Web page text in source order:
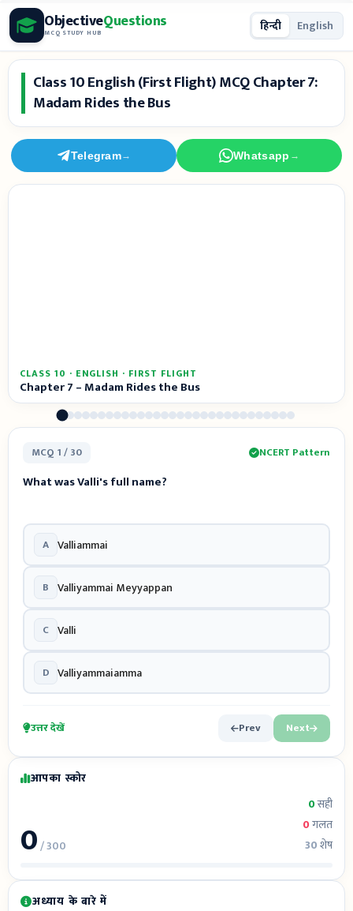
Skip
to
content
ObjectiveQuestions
MCQ STUDY HUB हिन्दी English
Class 10 English (First Flight) MCQ Chapter 7:
Madam Rides the Bus
Telegram→ Whatsapp →
CLASS 10 · ENGLISH · FIRST FLIGHT
Chapter 7 – Madam Rides the Bus
MCQ 1 / 30 NCERT Pattern
What was Valli's full name?
A Valliammai
B Valliyammai Meyyappan
C Valli
D Valliyammaiamma
उत्तर देखें Prev Next
आपका स्कोर
0/ 300
0सही
0गलत
30शेष
अध्याय के बारे में